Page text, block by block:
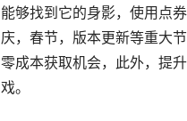
能够找到它的身影，使用点
庆，春节，版本更新等重大
零成本获取机会，此外，提
戏。